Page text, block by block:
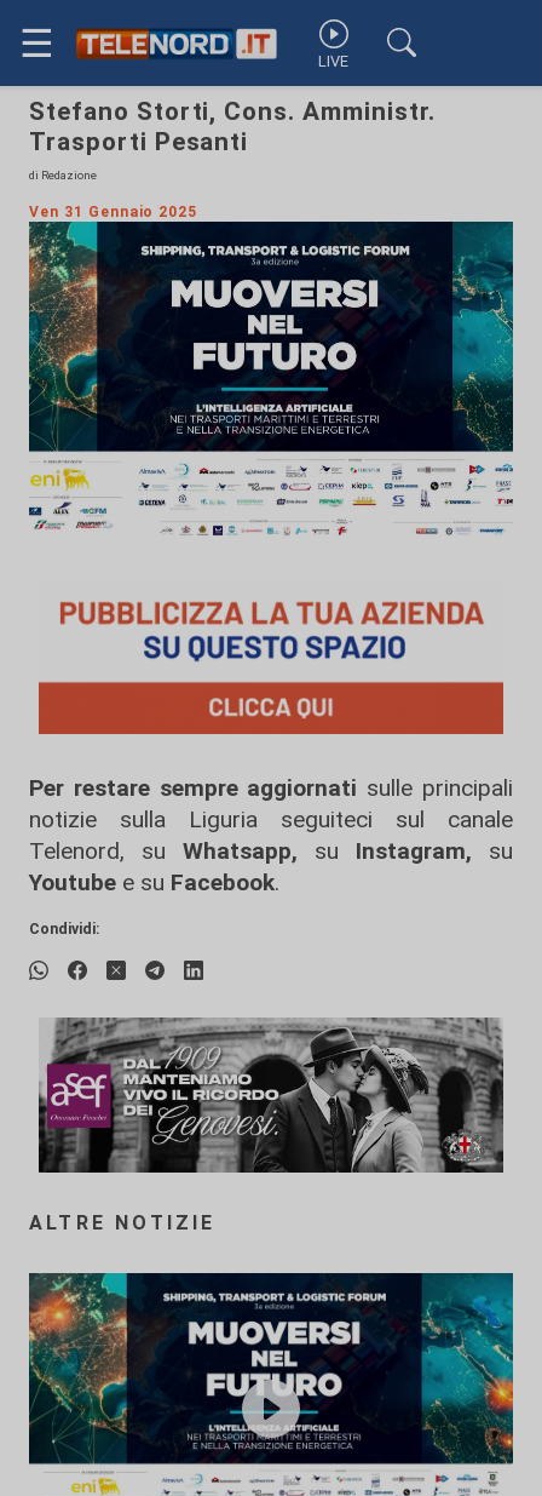
☰ LIVE
Stefano Storti, Cons. Amministr.
Trasporti Pesanti
di Redazione
Ven 31 Gennaio 2025
Per restare sempre aggiornati sulle principali
notizie sulla Liguria seguiteci sul canale
Telenord, su
Whatsapp, su Instagram, su
Youtube e su Facebook.
Condividi:
ALTRE NOTIZIE